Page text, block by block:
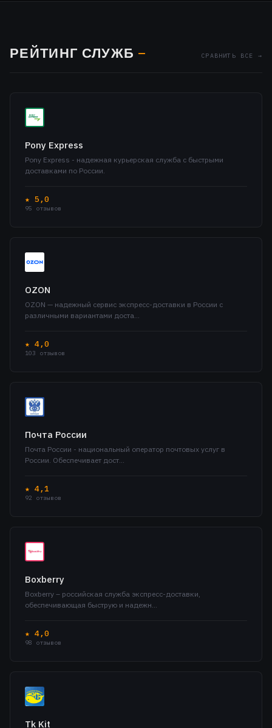
РЕЙТИНГ СЛУЖБ — СРАВНИТЬ ВСЕ →
Pony Express
Pony Express - надежная курьерская служба с быстрыми
доставками по России.
★ 5,0
95 отзывов
OZON
OZON — надежный сервис экспресс-доставки в России с
различными вариантами доста…
★ 4,0
103 отзывов
Почта России
Почта России - национальный оператор почтовых услуг в
России. Обеспечивает дост…
★ 4,1
92 отзывов
Boxberry
Boxberry – российская служба экспресс-доставки,
обеспечивающая быструю и надежн…
★ 4,0
98 отзывов
Tk Kit